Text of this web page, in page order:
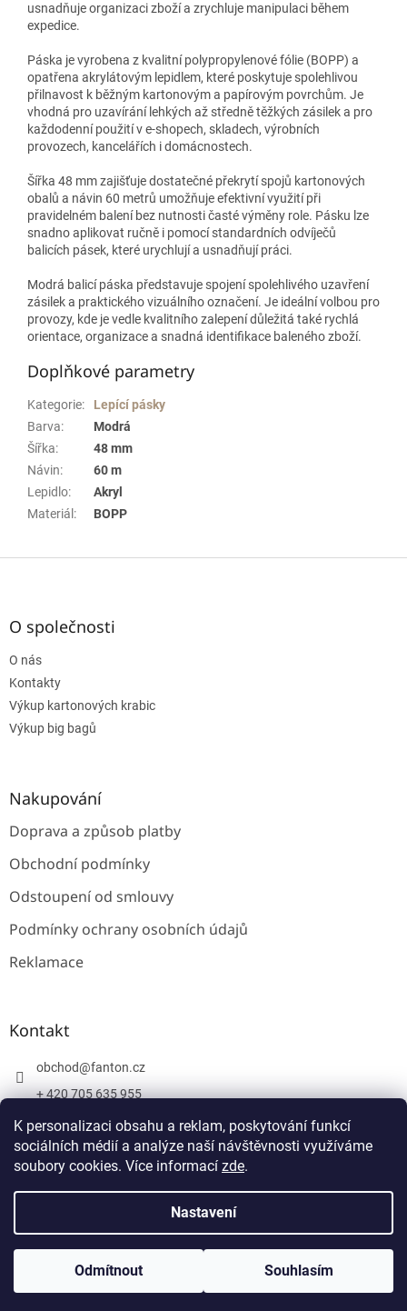
K personalizaci obsahu a reklam, poskytování funkcí
sociálních médií a analýze naší návštěvnosti využíváme
soubory cookies. Více informací zde.
Nastavení
Odmítnout Souhlasím
usnadňuje organizaci zboží a zrychluje manipulaci během
expedice.
Páska je vyrobena z kvalitní polypropylenové fólie (BOPP) a
opatřena akrylátovým lepidlem, které poskytuje spolehlivou
přilnavost k běžným kartonovým a papírovým povrchům. Je
vhodná pro uzavírání lehkých až středně těžkých zásilek a pro
každodenní použití v e-shopech, skladech, výrobních
provozech, kancelářích i domácnostech.
Šířka 48 mm zajišťuje dostatečné překrytí spojů kartonových
obalů a návin 60 metrů umožňuje efektivní využití při
pravidelném balení bez nutnosti časté výměny role. Pásku lze
snadno aplikovat ručně i pomocí standardních odvíječů
balicích pásek, které urychlují a usnadňují práci.
Modrá balicí páska představuje spojení spolehlivého uzavření
zásilek a praktického vizuálního označení. Je ideální volbou pro
provozy, kde je vedle kvalitního zalepení důležitá také rychlá
orientace, organizace a snadná identifikace baleného zboží.
Doplňkové parametry
Kategorie:
Lepící pásky
Barva:
Modrá
Šířka:
48 mm
Návin:
60 m
Lepidlo:
Akryl
Materiál : BOPP
Z
O společnosti
O nás
Kontakty
Výkup kartonových krabic
Výkup big bagů
Nakupování
Doprava a způsob platby
Obchodní podmínky
Odstoupení od smlouvy
Podmínky ochrany osobních údajů
Reklamace
Kontakt
obchod@fanton.cz
+ 420 705 635 955
+ 420 705 635 951
. Všechna práva vyhrazena.